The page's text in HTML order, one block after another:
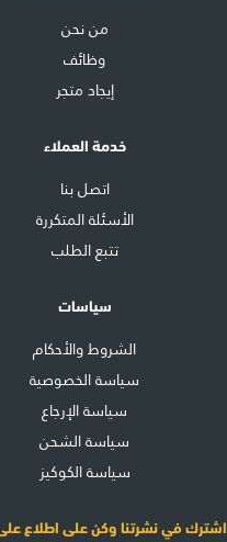
من نحن
وظائف
إيجاد متجر
خدمة العملاء
اتصل بنا
الأسئلة المتكررة
تتبع الطلب
سياسات
الشروط والأحكام
سياسة الخصوصية
سياسة الإرجاع
سياسة الشحن
سياسة الكوكيز
اشترك في نشرتنا وكن على اطلاع